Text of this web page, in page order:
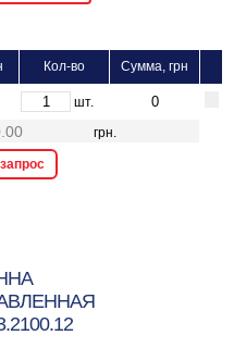
Кол-во Сумма, грн
шт.
грн.